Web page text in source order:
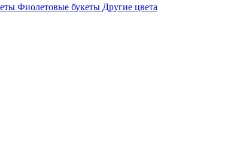
Фиолетовые букеты Другие цвета